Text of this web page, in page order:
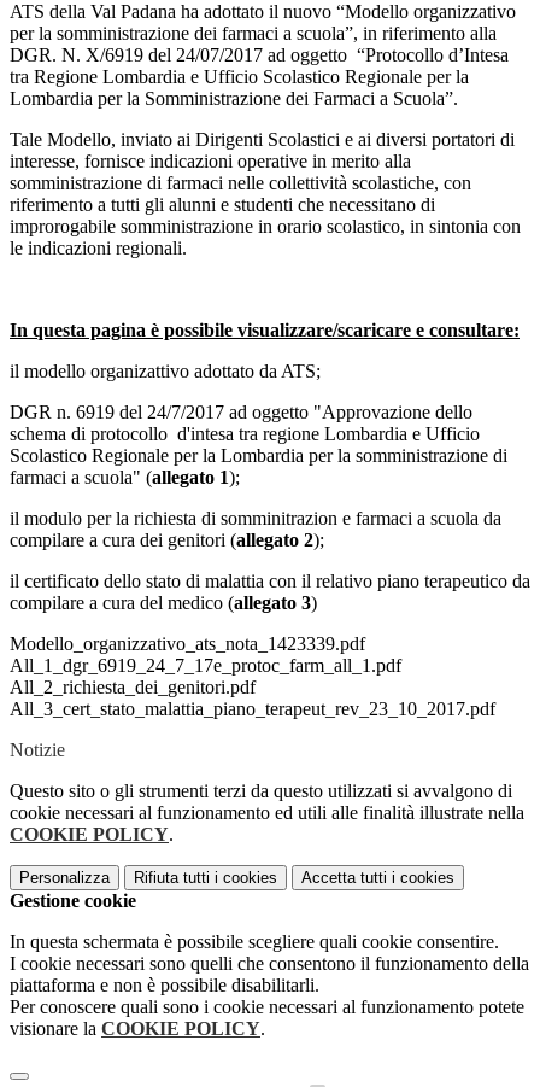
ATS della Val Padana ha adottato il nuovo “Modello organizzativo
per la somministrazione dei farmaci a scuola”, in riferimento alla
DGR. N. X/6919 del 24/07/2017 ad oggetto “Protocollo d’Intesa
tra Regione Lombardia e Ufficio Scolastico Regionale per la
Lombardia per la Somministrazione dei Farmaci a Scuola”.
Tale Modello, inviato ai Dirigenti Scolastici e ai diversi portatori di
interesse, fornisce indicazioni operative in merito alla
somministrazione di farmaci nelle collettività scolastiche, con
riferimento a tutti gli alunni e studenti che necessitano di
improrogabile somministrazione in orario scolastico, in sintonia con
le indicazioni regionali.
In questa pagina è possibile visualizzare/scaricare e consultare:
il modello organizattivo adottato da ATS;
DGR n. 6919 del 24/7/2017 ad oggetto "Approvazione dello
schema di protocollo d'intesa tra regione Lombardia e Ufficio
Scolastico Regionale per la Lombardia per la somministrazione di
farmaci a scuola" (allegato 1);
il modulo per la richiesta di somminitrazion e farmaci a scuola da
compilare a cura dei genitori (allegato 2);
il certificato dello stato di malattia con il relativo piano terapeutico da
compilare a cura del medico (allegato 3)
Modello_organizzativo_ats_nota_1423339.pdf
All_1_dgr_6919_24_7_17e_protoc_farm_all_1.pdf
All_2_richiesta_dei_genitori.pdf
All_3_cert_stato_malattia_piano_terapeut_rev_23_10_2017.pdf
Notizie
Questo sito o gli strumenti terzi da questo utilizzati si avvalgono di
cookie necessari al funzionamento ed utili alle finalità illustrate nella
COOKIE POLICY.
Personalizza Rifiuta tutti i cookies Accetta tutti i cookies
Gestione cookie
In questa schermata è possibile scegliere quali cookie consentire.
I cookie necessari sono quelli che consentono il funzionamento della
piattaforma e non è possibile disabilitarli.
Per conoscere quali sono i cookie necessari al funzionamento potete
visionare la COOKIE POLICY.